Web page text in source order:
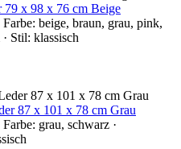
79 x 98 x 76 cm Beige
beige, braun, grau, pink,
Stil: klassisch
87 x 101 x 78 cm Grau
grau, schwarz ·